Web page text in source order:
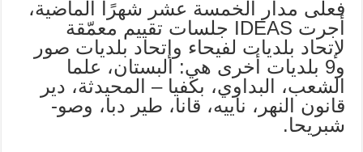
فعلى مدار الخمسة عشر شهرًا الماضية،
أجرت IDEAS جلسات تقييم معمّقة
لإتحاد بلديات لفيحاء وإتحاد بلديات صور
و9 بلديات أخرى هي: البستان، علما
الشعب، البداوي، بكفيا – المحيدثة، دير
قانون النهر، ناييه، قانا، طير دبا، وصو-
شبريحا.